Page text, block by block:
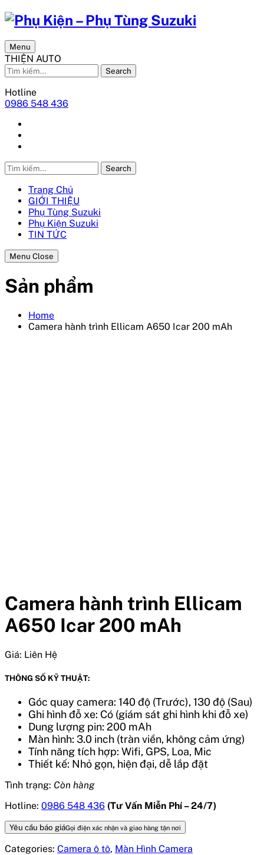
Menu
THIỆN AUTO
Search
Hotline
0986 548 436
Search
Trang Chủ
GIỚI THIỆU
Phụ Tùng Suzuki
Phụ Kiện Suzuki
TIN TỨC
Menu Close
Sản phẩm
Home
Camera hành trình Ellicam A650 Icar 200 mAh
Camera hành trình Ellicam
A650 Icar 200 mAh
Giá: Liên Hệ
THÔNG SỐ KỸ THUẬT:
Góc quay camera: 140 độ (Trước), 130 độ (Sau)
Ghi hình đỗ xe: Có (giám sát ghi hình khi đỗ xe)
Dung lượng pin: 200 mAh
Màn hình: 3.0 inch (tràn viền, không cảm ứng)
Tính năng tích hợp: Wifi, GPS, Loa, Mic
Thiết kế: Nhỏ gọn, hiện đại, dễ lắp đặt
Tình trạng: Còn hàng
Hotline: 0986 548 436 (Tư Vấn Miễn Phí – 24/7)
Yêu cầu báo giáGọi điện xác nhận và giao hàng tận nơi
Categories: Camera ô tô, Màn Hình Camera